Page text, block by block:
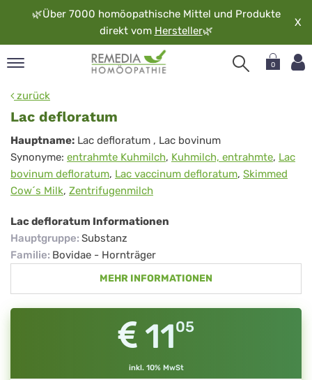
🌿Über 7000 homöopathische Mittel und Produkte
direkt vom Hersteller🌿
X
0
zurück
Lac defloratum
Lac
defloratum
Hauptname: Lac defloratum , Lac bovinum
Synonyme: entrahmte Kuhmilch, Kuhmilch, entrahmte, Lac
bovinum defloratum, Lac vaccinum defloratum, Skimmed
Cow´s Milk, Zentrifugenmilch
Lac defloratum Informationen
Hauptgruppe: Substanz
Familie: Bovidae - Hornträger
MEHR INFORMATIONEN
1105
inkl. 10% MwSt